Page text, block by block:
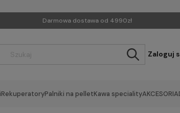
Darmowa dostawa od 4990zł
Zaloguj
RekuperatoryPalniki na pelletKawa specialityAKCESORIA